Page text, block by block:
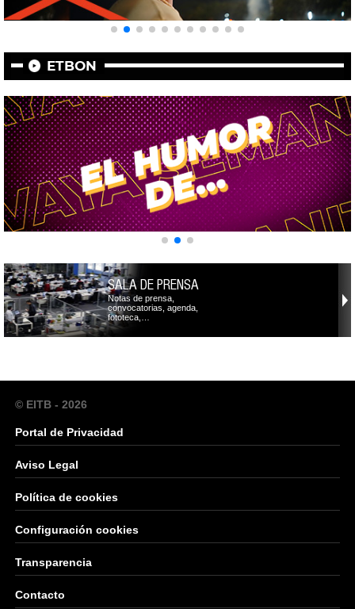
ETBON
SALA DE PRENSA
Notas de prensa,
convocatorias, agenda,
fototeca,…
© EITB - 2026
Portal de Privacidad
Aviso Legal
Política de cookies
Configuración cookies
Transparencia
Contacto